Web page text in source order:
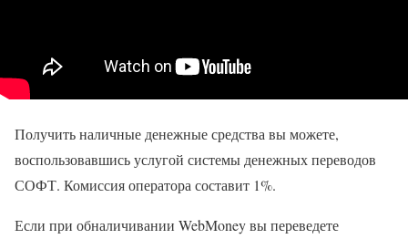
Получить наличные денежные средства вы можете,
воспользовавшись услугой системы денежных переводов
СОФТ. Комиссия оператора составит 1%.
Если при обналичивании WebMoney вы переведете